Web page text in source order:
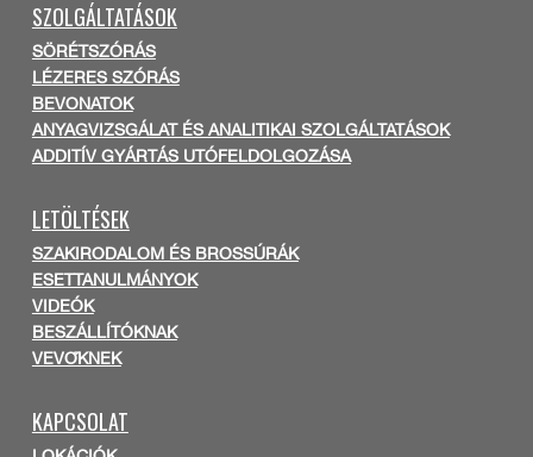
SZOLGÁLTATÁSOK
SÖRÉTSZÓRÁS
LÉZERES SZÓRÁS
BEVONATOK
ANYAGVIZSGÁLAT ÉS ANALITIKAI SZOLGÁLTATÁSOK
ADDITÍV GYÁRTÁS UTÓFELDOLGOZÁSA
LETÖLTÉSEK
SZAKIRODALOM ÉS BROSSÚRÁK
ESETTANULMÁNYOK
VIDEÓK
BESZÁLLÍTÓKNAK
VEVŐKNEK
KAPCSOLAT